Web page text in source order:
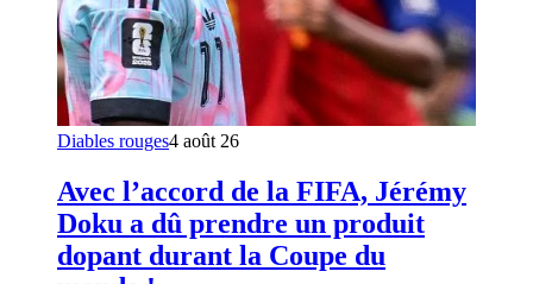
Diables rouges4 août 26
Avec l’accord de la FIFA, Jérémy
Doku a dû prendre un produit
dopant durant la Coupe du